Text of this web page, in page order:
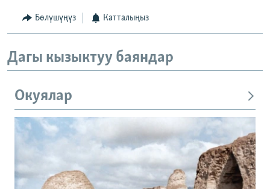
Бөлүшүңүз Катталыңыз
Дагы кызыктуу баяндар
Окуялар